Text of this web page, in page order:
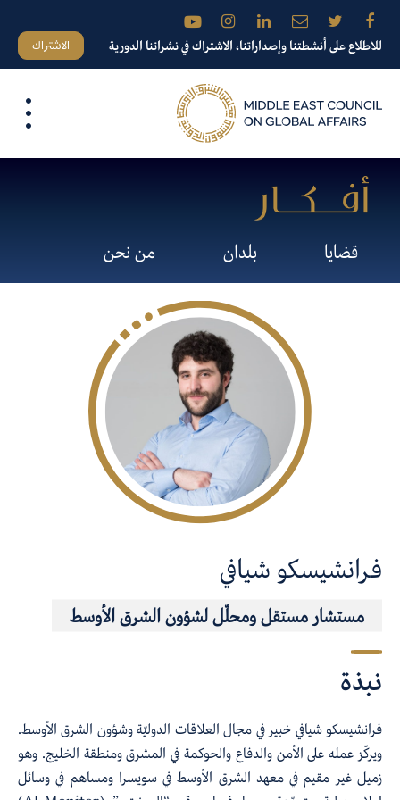
للاطلاع على أنشطتنا وإصداراتنا، الاشتراك في نشراتنا الدورية الاشتراك
قضايا بلدان من نحن
فرانشيسكو شيافي
مستشار مستقل ومحلّل لشؤون الشرق الأوسط
نبذة
فرانشيسكو شيافي خبير في مجال العلاقات الدوليّة وشؤون الشرق الأوسط.
ويركّز عمله على الأمن والدفاع والحوكمة في المشرق ومنطقة الخليج. وهو
زميل غير مقيم في معهد الشرق الأوسط في سويسرا ومساهم في وسائل